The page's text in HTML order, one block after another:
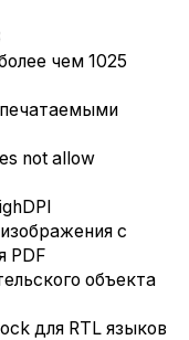
чем 1025
not allow
с
PDF
объекта
для RTL языков